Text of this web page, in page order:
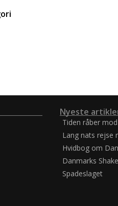
Nyeste
Tiden råber
Lang nats rejse
Hvidbog om
Danmarks
Spadeslaget